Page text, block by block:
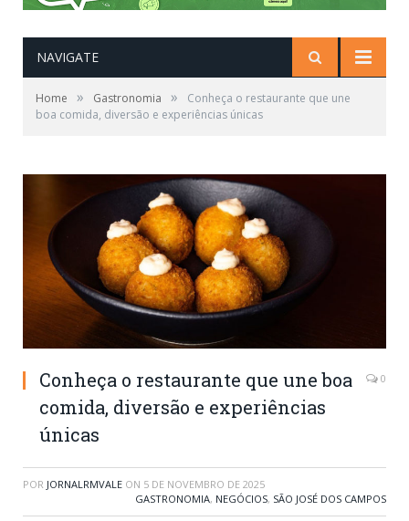
NAVIGATE
Home » Gastronomia »
Conheça o restaurante que une
boa comida, diversão e experiências únicas
Conheça o restaurante que une boa
comida, diversão e experiências
únicas
0
POR JORNALRMVALE ON 5 DE NOVEMBRO DE 2025
GASTRONOMIA, NEGÓCIOS, SÃO JOSÉ DOS CAMPOS